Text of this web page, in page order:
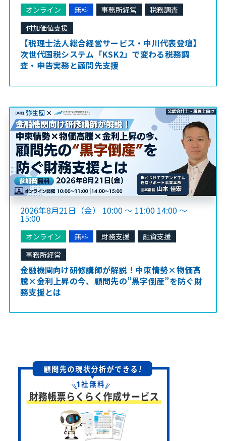
オンライン 無料 事務所経営
税務調査
付加価値支援
【税理士法人総合経営サービス・中川代表登壇】
次世代国税システム「KSK2」で変わる税務調
査・申告実務と顧問先支援
2026年8月21日（金） 10:00 ～ 11:00 14:00 ～
15:00
オンライン 無料 財務支援
融資支援
事務所経営
金融機関向け研修講師が解説！中東情勢×物価高
騰×金利上昇の今、顧問先の”黒字倒産”を防ぐ財
務支援とは